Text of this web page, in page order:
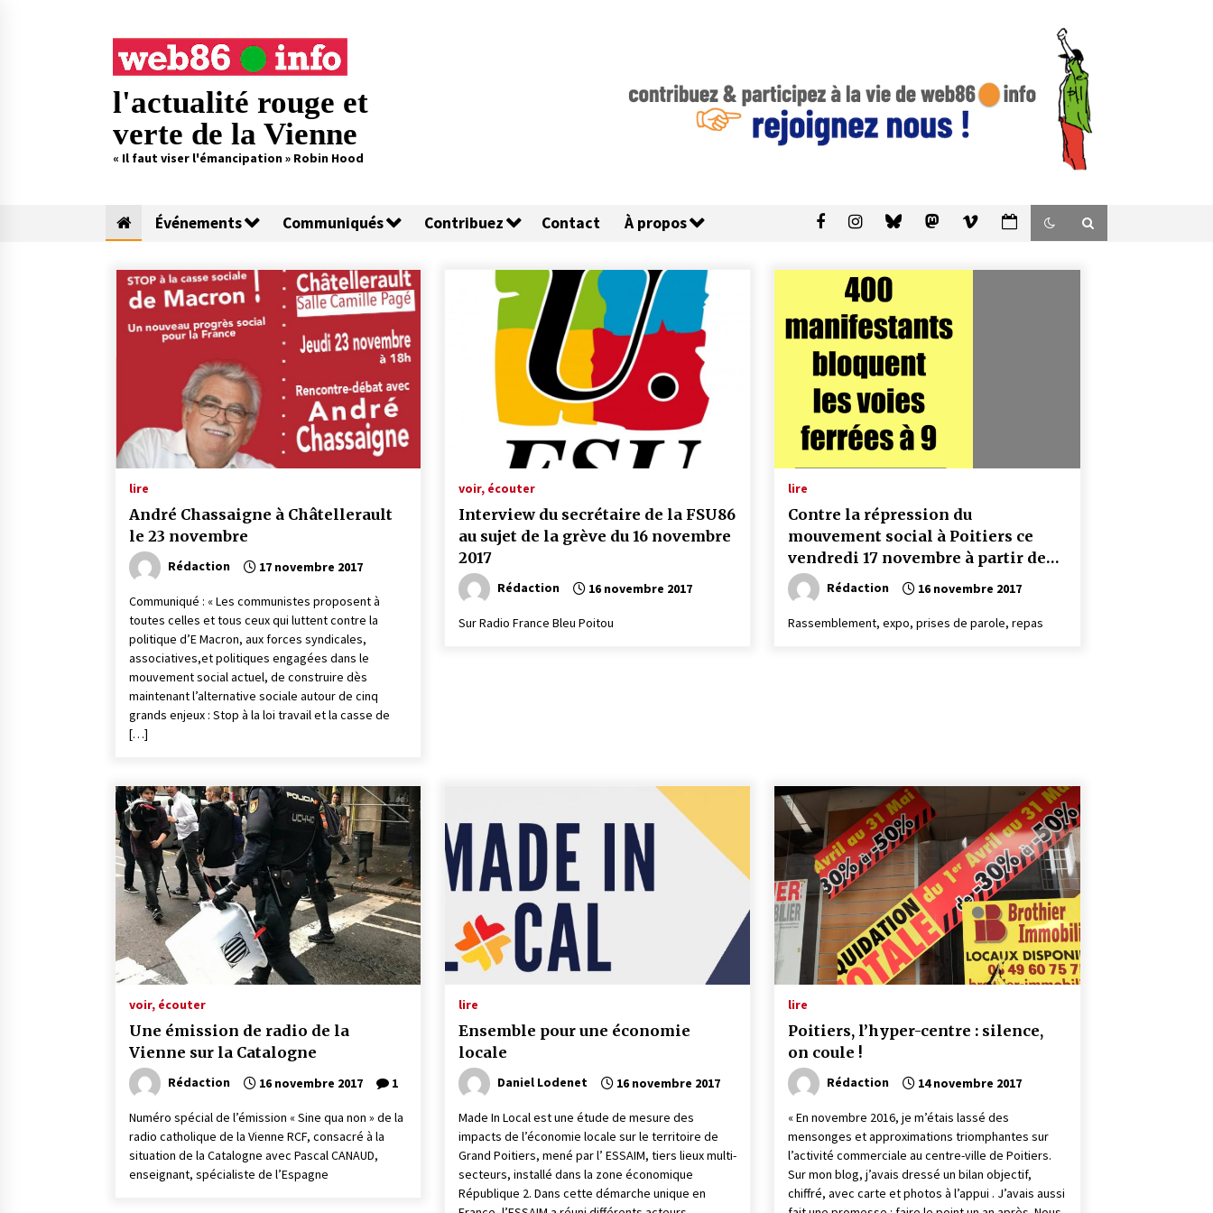
l'actualité rouge et
verte de la Vienne
« Il faut viser l'émancipation » Robin Hood
Événements Communiqués Contribuez Contact À propos
lire
André Chassaigne à Châtellerault
le 23 novembre
Rédaction 17 novembre 2017
Communiqué : « Les communistes proposent à
toutes celles et tous ceux qui luttent contre la
politique d’E Macron, aux forces syndicales,
associatives,et politiques engagées dans le
mouvement social actuel, de construire dès
maintenant l’alternative sociale autour de cinq
grands enjeux : Stop à la loi travail et la casse de
[…]
voir, écouter
Interview du secrétaire de la FSU86
au sujet de la grève du 16 novembre
2017
Rédaction 16 novembre 2017
Sur Radio France Bleu Poitou
lire
Contre la répression du
mouvement social à Poitiers ce
vendredi 17 novembre à partir de
08h30Rédaction 16 novembre 2017
Rassemblement, expo, prises de parole, repas
voir, écouter
Une émission de radio de la
Vienne sur la Catalogne
Rédaction 16 novembre 2017 1
Numéro spécial de l’émission « Sine qua non » de la
radio catholique de la Vienne RCF, consacré à la
situation de la Catalogne avec Pascal CANAUD,
enseignant, spécialiste de l’Espagne
lire
Ensemble pour une économie
locale
Daniel Lodenet 16 novembre 2017
Made In Local est une étude de mesure des
impacts de l’économie locale sur le territoire de
Grand Poitiers, mené par l’ ESSAIM, tiers lieux multi-
secteurs, installé dans la zone économique
République 2. Dans cette démarche unique en
lire
Poitiers, l’hyper-centre : silence,
on coule !
Rédaction 14 novembre 2017
« En novembre 2016, je m’étais lassé des
mensonges et approximations triomphantes sur
l’activité commerciale au centre-ville de Poitiers.
Sur mon blog, j’avais dressé un bilan objectif,
chiffré, avec carte et photos à l’appui . J’avais aussi